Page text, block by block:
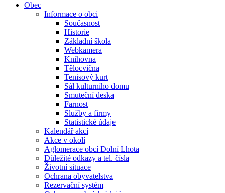
Obec
Informace o obci
Současnost
Historie
Základní škola
Webkamera
Knihovna
Tělocvična
Tenisový kurt
Sál kulturního domu
Smuteční deska
Farnost
Služby a firmy
Statistické údaje
Kalendář akcí
Akce v okolí
Aglomerace obcí Dolní Lhota
Důležité odkazy a tel. čísla
Životní situace
Ochrana obyvatelstva
Rezervační systém